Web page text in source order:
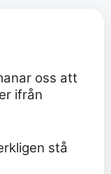
oss att
ifrån
stå